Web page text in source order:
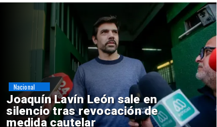
Chile y Venezuela formalizan
reinicio de relaciones
consulares
Nacional